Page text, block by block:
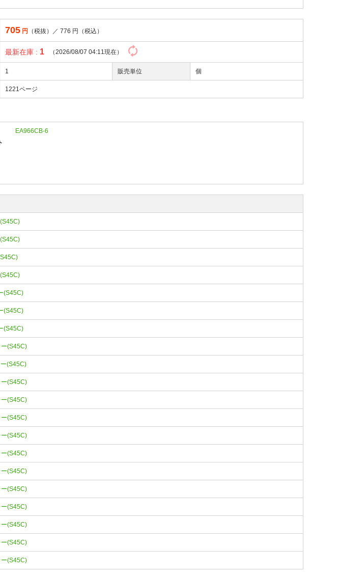
705 円 （税抜）／776 円（税込）
最新在庫 : 1 （2026/08/07 04:11現在）
1 販売単位 個
1221ページ
EA966CB-6
(S45C)
(S45C)
(S45C)
(S45C)
(S45C)
(S45C)
(S45C)
(S45C)
(S45C)
(S45C)
(S45C)
(S45C)
(S45C)
(S45C)
(S45C)
(S45C)